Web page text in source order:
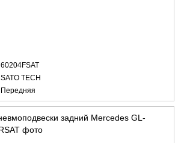
60204FSAT
SATO TECH
Передняя